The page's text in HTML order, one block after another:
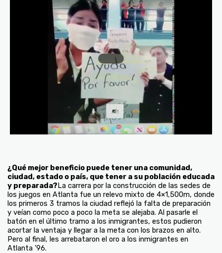
¿Qué mejor beneficio puede tener una comunidad,
ciudad, estado o país, que tener a su población educada
y preparada?La carrera por la construcción de las sedes de
los juegos en Atlanta fue un relevo mixto de 4×1,500m, donde
los primeros 3 tramos la ciudad reflejó la falta de preparación
y veían como poco a poco la meta se alejaba. Al pasarle el
batón en el último tramo a los inmigrantes, estos pudieron
acortar la ventaja y llegar a la meta con los brazos en alto.
Pero al final, les arrebataron el oro a los inmigrantes en
Atlanta ’96.